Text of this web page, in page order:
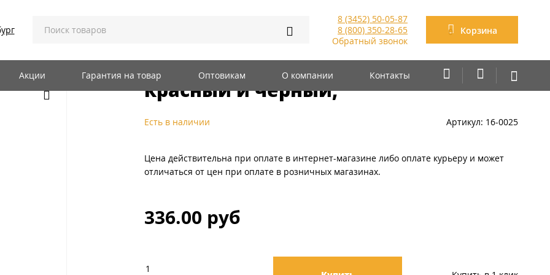
8 (3452) 50-05-87
8 (800) 350-28-65
Обратный звонок
0 Корзина
Акции Гарантия на товар Оптовикам О компании Контакты
REXANT // Крокодил 500А 200мм,
красный и черный,
Есть в наличии Артикул: 16-0025
Цена действительна при оплате в интернет-магазине либо оплате курьеру и может
отличаться от цен при оплате в розничных магазинах.
336.00 руб